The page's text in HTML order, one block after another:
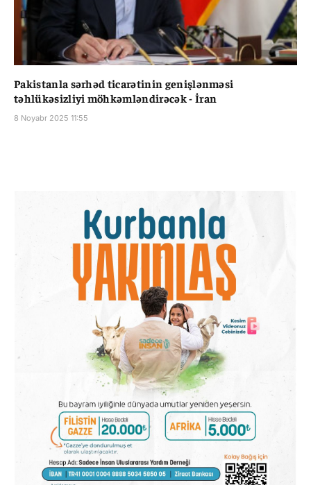
Pakistanla sərhəd ticarətinin genişlənməsi
təhlükəsizliyi möhkəmləndirəcək - İran
8 Noyabr 2025 11:55